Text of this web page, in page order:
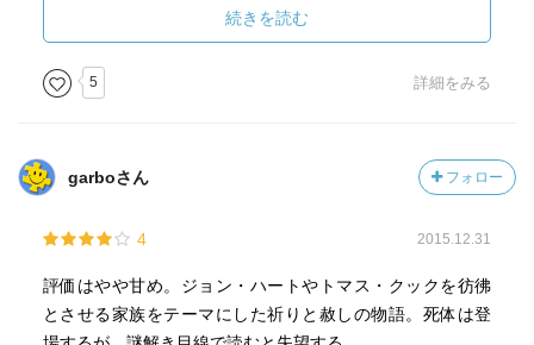
この作者の作品「このやさしき大地」も読む予定。そのう
生活の矛盾に満ちた世界の仕組みを理解してゆくには適し
た土地風土であったに違いない。
だからこそ南部出身の作家はジャンル外であろうと少年
い。
登場した。本書は、ミネソタ・リバー沿いに広がる田舎町
を舞台にしたの郷愁と抒情に満ちたミステリーである。作
者はコーク・オコナー
・シリーズで知られる作家だが、シリーズ外作品を書いた
続きを読む
5 詳細をみる
garboさん フォロー
4 2015.12.31
評価はやや甘め。ジョン・ハートやトマス・クックを彷彿
とさせる家族をテーマにした祈りと赦しの物語。死体は登